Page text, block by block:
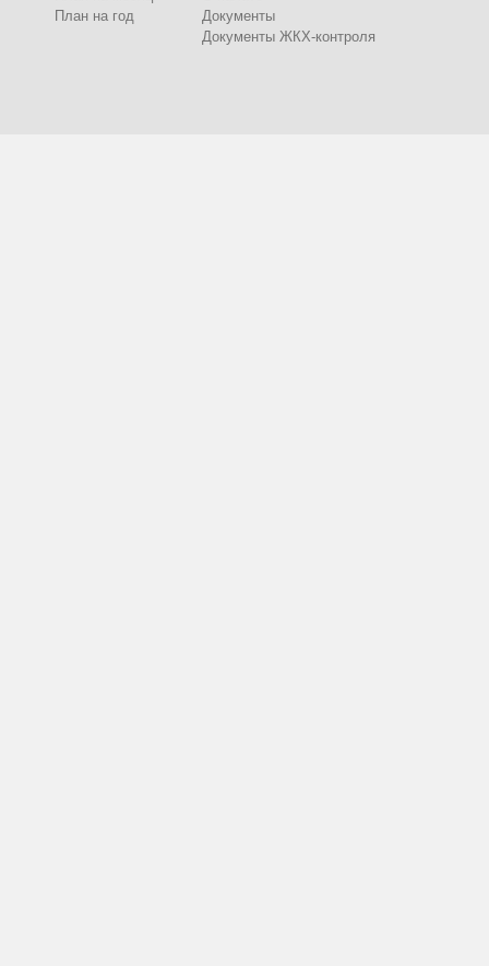
План на год
Документы
Документы ЖКХ-контроля